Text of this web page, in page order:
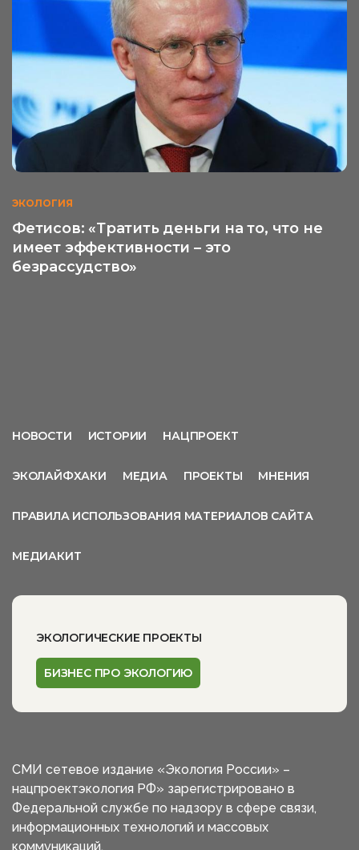
ЭКОЛОГИЯ
Фетисов: «Тратить деньги на то, что не
имеет эффективности – это
безрассудство»
НОВОСТИ ИСТОРИИ НАЦПРОЕКТ
ЭКОЛАЙФХАКИ МЕДИА ПРОЕКТЫ МНЕНИЯ
ПРАВИЛА ИСПОЛЬЗОВАНИЯ МАТЕРИАЛОВ САЙТА
МЕДИАКИТ
ЭКОЛОГИЧЕСКИЕ ПРОЕКТЫ
БИЗНЕС ПРО ЭКОЛОГИЮ
СМИ сетевое издание «Экология России» –
нацпроектэкология РФ» зарегистрировано в
Федеральной службе по надзору в сфере связи,
информационных технологий и массовых
коммуникаций.